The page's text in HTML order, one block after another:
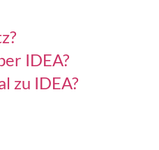
IDEA?
zu IDEA?